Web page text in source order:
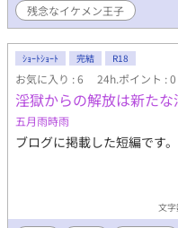
まった。 おっちょこちょい
飛ばされました。 今度こそ
ちと 異世界の世直ししなが
残念なイケメン王子
ｼｮｰﾄｼｮｰﾄ 完結 R18
お気に入り : 6 24h.ポイント : 0
淫獄からの解放は新た
五月雨時雨
ブログに掲載した短編です。
文